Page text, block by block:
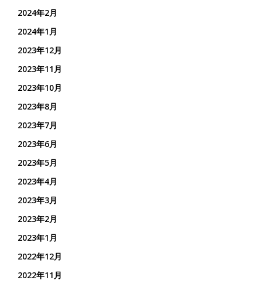
2024年2月
2024年1月
2023年12月
2023年11月
2023年10月
2023年8月
2023年7月
2023年6月
2023年5月
2023年4月
2023年3月
2023年2月
2023年1月
2022年12月
2022年11月